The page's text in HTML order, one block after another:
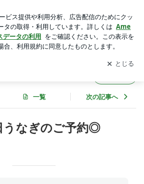
港海鮮 鳥取旅行 | 魚魚亭のブログ
して ブログの更新通知
を受け取りまし
開く
一覧 次の記事へ
うなぎのご予約◎